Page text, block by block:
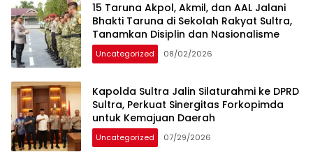
15 Taruna Akpol, Akmil, dan AAL Jalani
Bhakti Taruna di Sekolah Rakyat Sultra,
Tanamkan Disiplin dan Nasionalisme
Uncategorized 08/02/2026
Kapolda Sultra Jalin Silaturahmi ke DPRD
Sultra, Perkuat Sinergitas Forkopimda
untuk Kemajuan Daerah
Uncategorized 07/29/2026